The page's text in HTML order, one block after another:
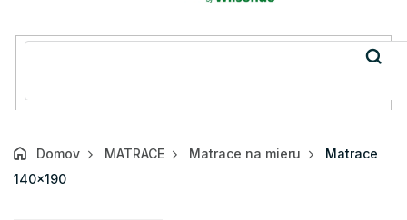
Domov MATRACE Matrace na mieru
Matrace
140x190